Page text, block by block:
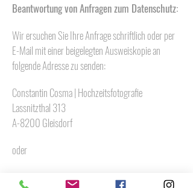
Beantwortung von Anfragen zum Datenschutz:
Wir ersuchen Sie Ihre Anfrage schriftlich oder per
E-Mail mit einer beigelegten Ausweiskopie an
folgende Adresse zu senden:
Constantin Cosma | Hochzeitsfotografie
Lassnitzthal 313
A-8200 Gleisdorf
oder
foto@constantin-cosma.at